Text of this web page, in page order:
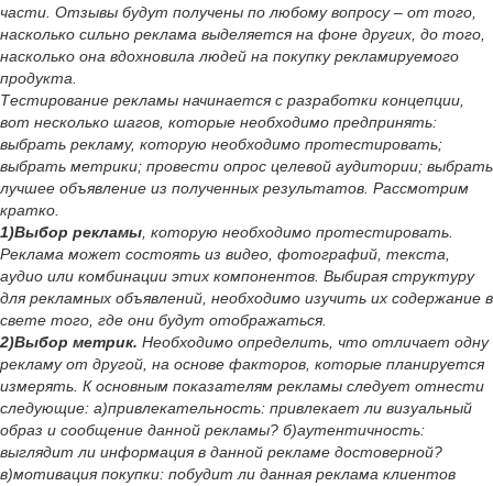
части. Отзывы будут получены по любому вопросу – от того,
насколько сильно реклама выделяется на фоне других, до того,
насколько она вдохновила людей на покупку рекламируемого
продукта.
Тестирование рекламы начинается с разработки концепции,
вот несколько шагов, которые необходимо предпринять:
выбрать рекламу, которую необходимо протестировать;
выбрать метрики; провести опрос целевой аудитории; выбрать
лучшее объявление из полученных результатов. Рассмотрим
кратко.
1)Выбор рекламы , которую необходимо протестировать.
Реклама может состоять из видео, фотографий, текста,
аудио или комбинации этих компонентов. Выбирая структуру
для рекламных объявлений, необходимо изучить их содержание в
свете того, где они будут отображаться.
2)Выбор метрик. Необходимо определить, что отличает одну
рекламу от другой, на основе факторов, которые планируется
измерять. К основным показателям рекламы следует отнести
следующие: а)привлекательность: привлекает ли визуальный
образ и сообщение данной рекламы? б)аутентичность:
выглядит ли информация в данной рекламе достоверной?
в)мотивация покупки: побудит ли данная реклама клиентов